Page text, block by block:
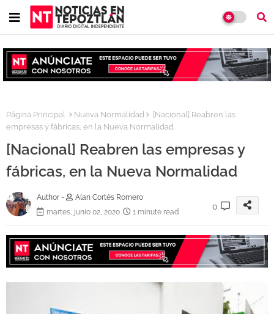
Página Principal Nueva Normalidad
[Nacional] Reabren las
empresas y fábricas, en la Nueva Normalidad
[Nacional] Reabren las empresas y
fábricas, en la Nueva Normalidad
Author -
Alan Cortés Romero
martes, junio 02, 2020
1 minute read
0